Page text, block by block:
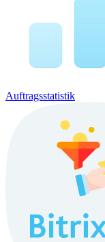
Auftragsstatistik